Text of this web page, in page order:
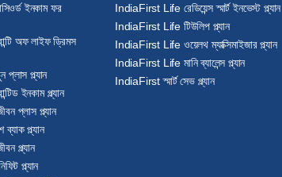
ইনকাম ফর
অফ লাইফ ড্রিমস
প্ল্যান
ইনকাম প্ল্যান
প্লাস প্ল্যান
প্ল্যান
প্ল্যান
প্ল্যান
IndiaFirst Life রেডিয়েন্স স্মার্ট ইনভেস্ট প্ল্যান
IndiaFirst Life টিউলিপ প্ল্যান
IndiaFirst Life ওয়েলথ ম্যাক্সিমাইজার প্ল্যান
IndiaFirst Life মানি ব্যালেন্স প্ল্যান
IndiaFirst স্মার্ট সেভ প্ল্যান